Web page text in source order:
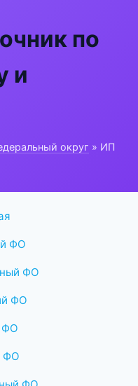
по
и
округ » ИП
ФО
ФО
ФО
ФО
ФО